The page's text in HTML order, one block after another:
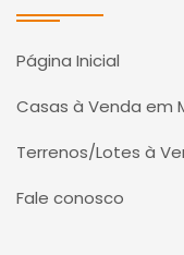
Página Inicial
Casas à Venda em
Terrenos/Lotes à
Fale conosco